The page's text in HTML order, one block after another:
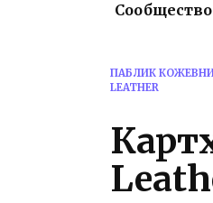
Сообщество
ПАБЛИК
LEATHER